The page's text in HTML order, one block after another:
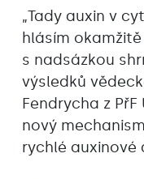
„Tady auxin v
hlásím
s nadsázkou
výsledků
Fendrycha z
nový
rychlé auxinové